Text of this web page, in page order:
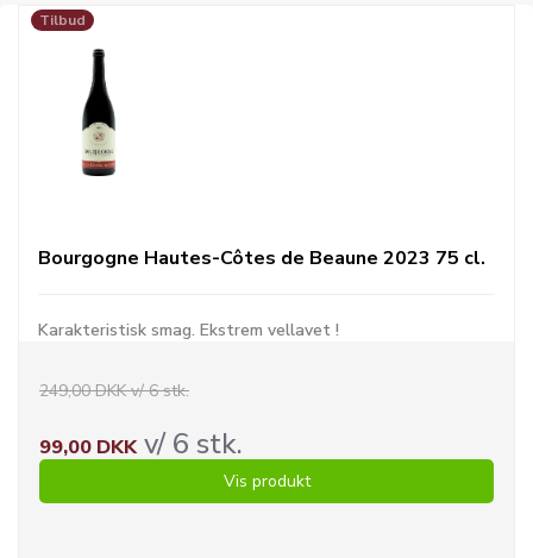
Tilbud
Bourgogne Hautes-Côtes de Beaune 2023 75 cl.
Karakteristisk smag. Ekstrem vellavet !
249,00 DKK v/ 6 stk.
99,00 DKKv/ 6 stk.
Vis produkt